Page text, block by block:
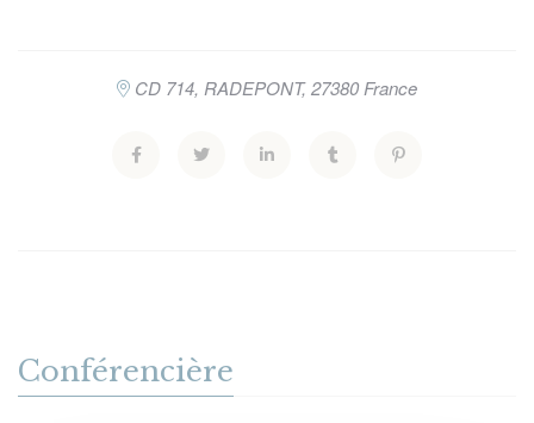
CD 714, RADEPONT,27380 France
Conférencière